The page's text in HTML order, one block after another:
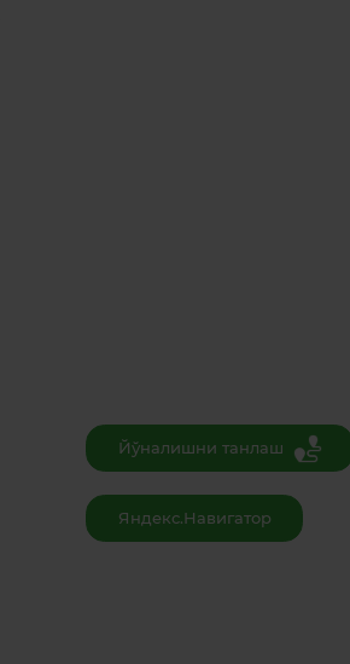
Йўналишни танлаш
Яндекс.Навигатор